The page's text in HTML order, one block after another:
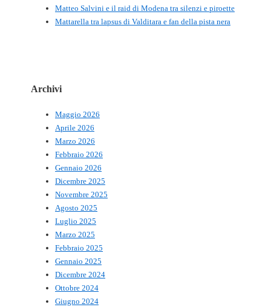
Matteo Salvini e il raid di Modena tra silenzi e piroette
Mattarella tra lapsus di Valditara e fan della pista nera
Archivi
Maggio 2026
Aprile 2026
Marzo 2026
Febbraio 2026
Gennaio 2026
Dicembre 2025
Novembre 2025
Agosto 2025
Luglio 2025
Marzo 2025
Febbraio 2025
Gennaio 2025
Dicembre 2024
Ottobre 2024
Giugno 2024